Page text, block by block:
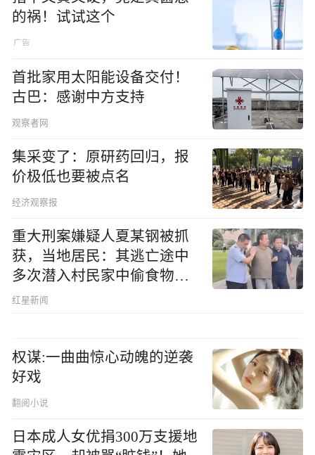
的祸！试试这个
首批家用太阳能设备交付！
古巴：感谢中方支持
观察者网
集采变了：原研药回归，报
价极低也要被点名
经济观察报
重大刑案嫌疑人夏某钢被抓
获，当地居民：其逃亡途中
多次潜入村民家中偷食物被
发现
红星新闻
权谋:一曲曲惊心动魄的逆袭
好戏
翻阅小说
日本成人女优捐300万支援地